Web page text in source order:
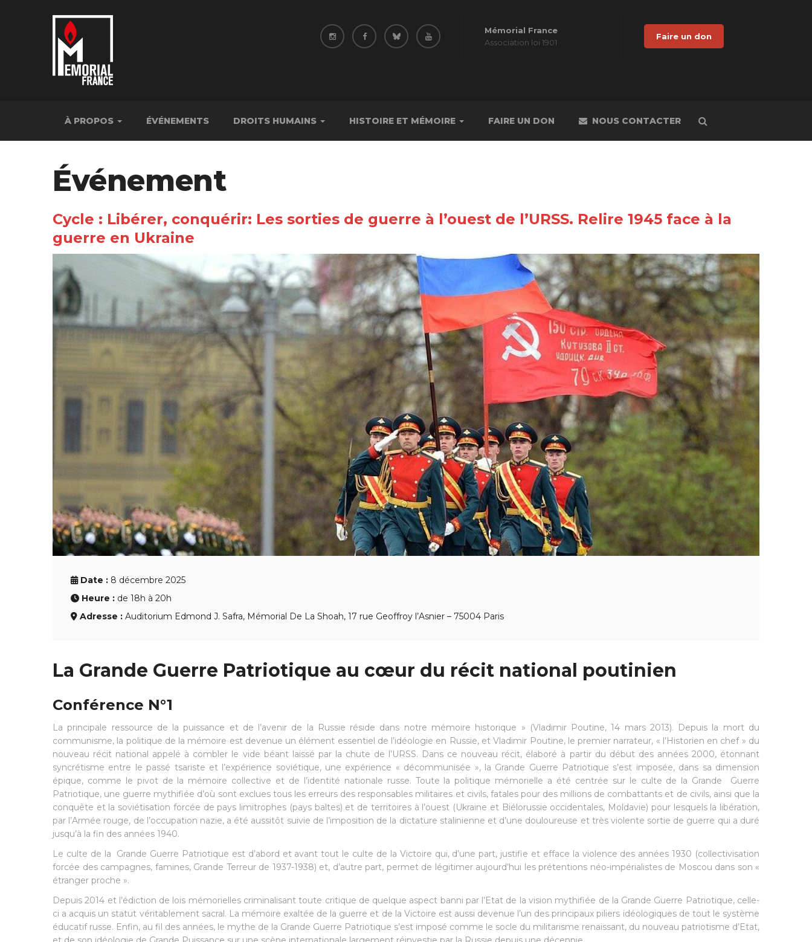
Mémorial France
Association loi 1901
Faire un don
À PROPOS ÉVÉNEMENTS DROITS HUMAINS HISTOIRE ET MÉMOIRE FAIRE UN DON NOUS CONTACTER
Événement
Cycle : Libérer, conquérir: Les sorties de guerre à l’ouest de l’URSS. Relire 1945 face à la
guerre en Ukraine
Date : 8 décembre 2025
Heure : de 18h à 20h
Adresse : Auditorium Edmond J. Safra, Mémorial De La Shoah, 17 rue Geoffroy l’Asnier – 75004 Paris
La Grande Guerre Patriotique au cœur du récit national poutinien
Conférence N°1
La principale ressource de la puissance et de l’avenir de la Russie réside dans notre mémoire historique » (Vladimir Poutine, 14 mars 2013). Depuis la mort du
communisme, la politique de la mémoire est devenue un élément essentiel de l’idéologie en Russie, et Vladimir Poutine, le premier narrateur, « l’Historien en chef » du
nouveau récit national appelé à combler le vide béant laissé par la chute de l’URSS. Dans ce nouveau récit, élaboré à partir du début des années 2000, étonnant
syncrétisme entre le passé tsariste et l’expérience soviétique, une expérience « décommunisée », la Grande Guerre Patriotique s’est imposée, dans sa dimension
épique, comme le pivot de la mémoire collective et de l’identité nationale russe. Toute la politique mémorielle a été centrée sur le culte de la Grande Guerre
Patriotique, une guerre mythifiée d’où sont exclues tous les erreurs des responsables militaires et civils, fatales pour des millions de combattants et de civils, ainsi que la
conquête et la soviétisation forcée de pays limitrophes (pays baltes) et de territoires à l’ouest (Ukraine et Biélorussie occidentales, Moldavie) pour lesquels la libération,
par l’Armée rouge, de l’occupation nazie, a été aussitôt suivie de l’imposition de la dictature stalinienne et d’une douloureuse et très violente sortie de guerre qui a duré
jusqu’à la fin des années 1940.
Le culte de la Grande Guerre Patriotique est d’abord et avant tout le culte de la Victoire qui, d’une part, justifie et efface la violence des années 1930 (collectivisation
forcée des campagnes, famines, Grande Terreur de 1937-1938) et, d’autre part, permet de légitimer aujourd’hui les prétentions néo-impérialistes de Moscou dans son «
étranger proche ».
Depuis 2014 et l’édiction de lois mémorielles criminalisant toute critique de quelque aspect banni par l’Etat de la vision mythifiée de la Grande Guerre Patriotique, celle-
ci a acquis un statut véritablement sacral. La mémoire exaltée de la guerre et de la Victoire est aussi devenue l’un des principaux piliers idéologiques de tout le système
éducatif russe. Enfin, au fil des années, le mythe de la Grande Guerre Patriotique s’est imposé comme le socle du militarisme renaissant, du nouveau patriotisme d’Etat,